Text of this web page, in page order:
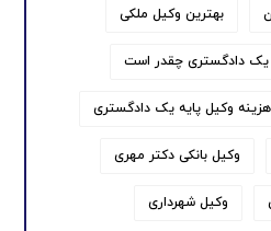
بهترین وکیل ملکی
یک دادگستری چقدر است
هزینه وکیل پایه یک دادگستری
وکیل بانکی دکتر مهری
وکیل شهرداری